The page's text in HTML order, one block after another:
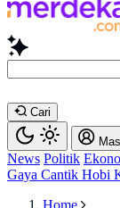
Cari
News Politik
Gaya Cantik Hobi
Home